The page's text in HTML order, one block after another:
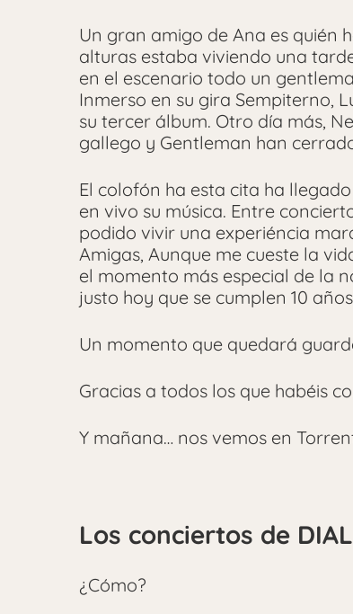
Un gran amigo de Ana es quién
alturas estaba viviendo una
en el escenario todo un
Inmerso en su gira Sempiterno,
su tercer álbum. Otro día más,
gallego y Gentleman han
El colofón ha esta cita ha
en vivo su música. Entre
podido vivir una experiéncia
Amigas, Aunque me cueste la
el momento más especial de la
justo hoy que se cumplen 10
Un momento que quedará
Gracias a todos los que habéis
Y mañana… nos vemos en
Los conciertos de
¿Cómo?